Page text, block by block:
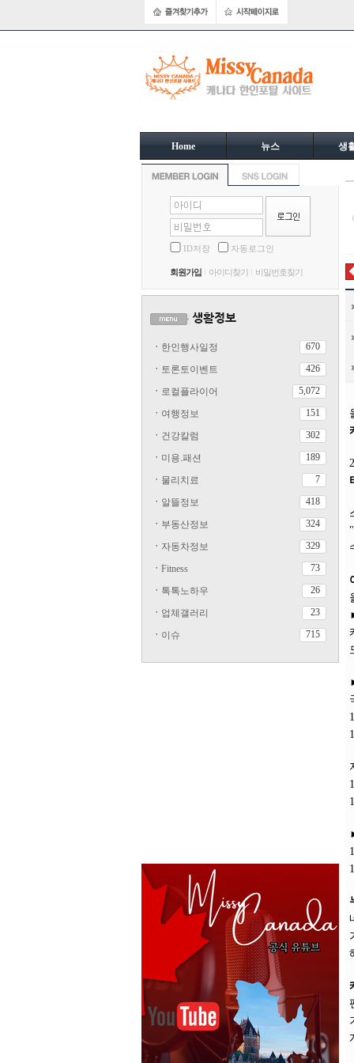
Home 뉴스 생
ID저장 자동로그인
회원가입 아이디찾기 비밀번호찾기
ㆍ 한인행사일정 670
ㆍ 토론토이벤트 426
ㆍ 로컬플라이어 5,072
ㆍ 여행정보 151
ㆍ 건강칼럼 302
ㆍ 미용.패션 189
ㆍ 물리치료 7
ㆍ 알뜰정보 418
ㆍ 부동산정보 324
ㆍ 자동차정보 329
ㆍ Fitness 73
ㆍ 톡톡노하우 26
ㆍ 업체갤러리 23
ㆍ 이슈 715